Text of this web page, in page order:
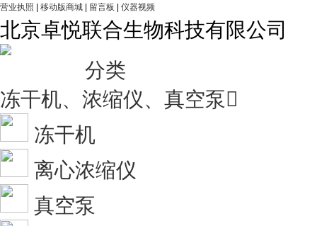
营业执照 移动版商城 留言板 仪器视频
北京卓悦联合生物科技有限公司
分类
冻干机、浓缩仪、真空泵
冻干机
离心浓缩仪
真空泵